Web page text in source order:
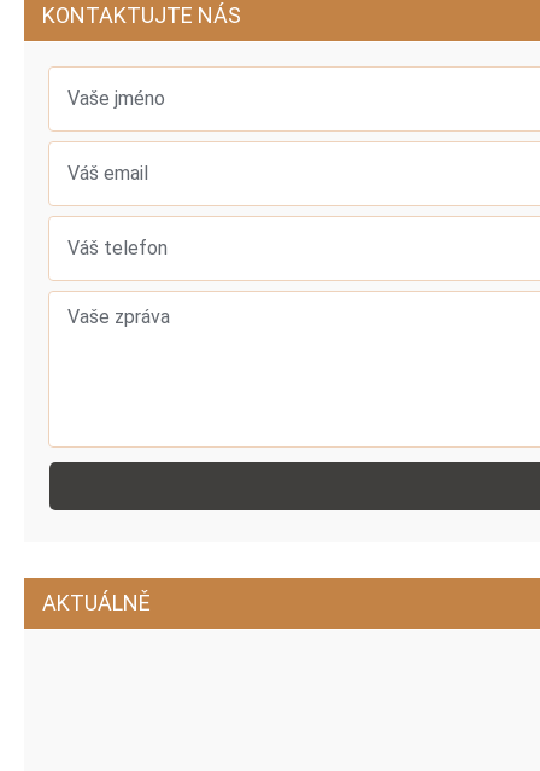
KONTAKTUJTE NÁS
AKTUÁLNĚ